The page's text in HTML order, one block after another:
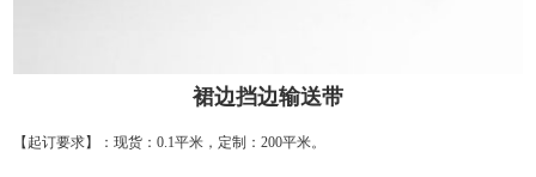
裙边挡边输送带
【起订要求】：现货：0.1平米，定制：200平米。